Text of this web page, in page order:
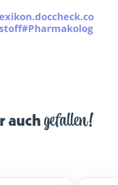
auch gefallen!